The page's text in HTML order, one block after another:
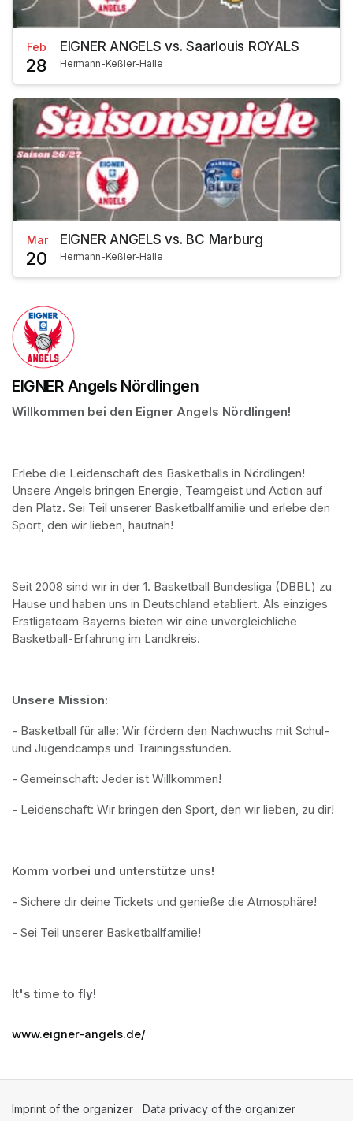
Feb
28
EIGNER ANGELS vs. Saarlouis ROYALS
Hermann-Keßler-Halle
Mar
20
EIGNER ANGELS vs. BC Marburg
Hermann-Keßler-Halle
EIGNER Angels Nördlingen
Willkommen bei den Eigner Angels Nördlingen!
Erlebe die Leidenschaft des Basketballs in Nördlingen!
Unsere Angels bringen Energie, Teamgeist und Action auf
den Platz. Sei Teil unserer Basketballfamilie und erlebe den
Sport, den wir lieben, hautnah!
Seit 2008 sind wir in der 1. Basketball Bundesliga (DBBL) zu
Hause und haben uns in Deutschland etabliert. Als einziges
Erstligateam Bayerns bieten wir eine unvergleichliche
Basketball-Erfahrung im Landkreis.
Unsere Mission:
- Basketball für alle: Wir fördern den Nachwuchs mit Schul-
und Jugendcamps und Trainingsstunden.
- Gemeinschaft: Jeder ist Willkommen!
- Leidenschaft: Wir bringen den Sport, den wir lieben, zu dir!
Komm vorbei und unterstütze uns!
- Sichere dir deine Tickets und genieße die Atmosphäre!
- Sei Teil unserer Basketballfamilie!
It's time to fly!
www.eigner-angels.de/
Imprint of the organizer (opens in a new tab)
Data privacy of the organizer